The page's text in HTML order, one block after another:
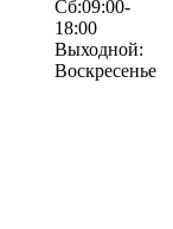
Сб:09:00-
18:00
Выходной:
Воскресенье